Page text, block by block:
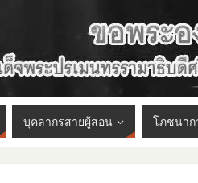
บุคลากรสายผู้สอน โภชนาก